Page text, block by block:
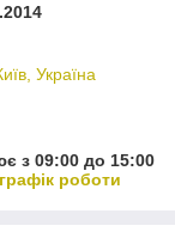
Україна
з 09:00 до 15:00
роботи